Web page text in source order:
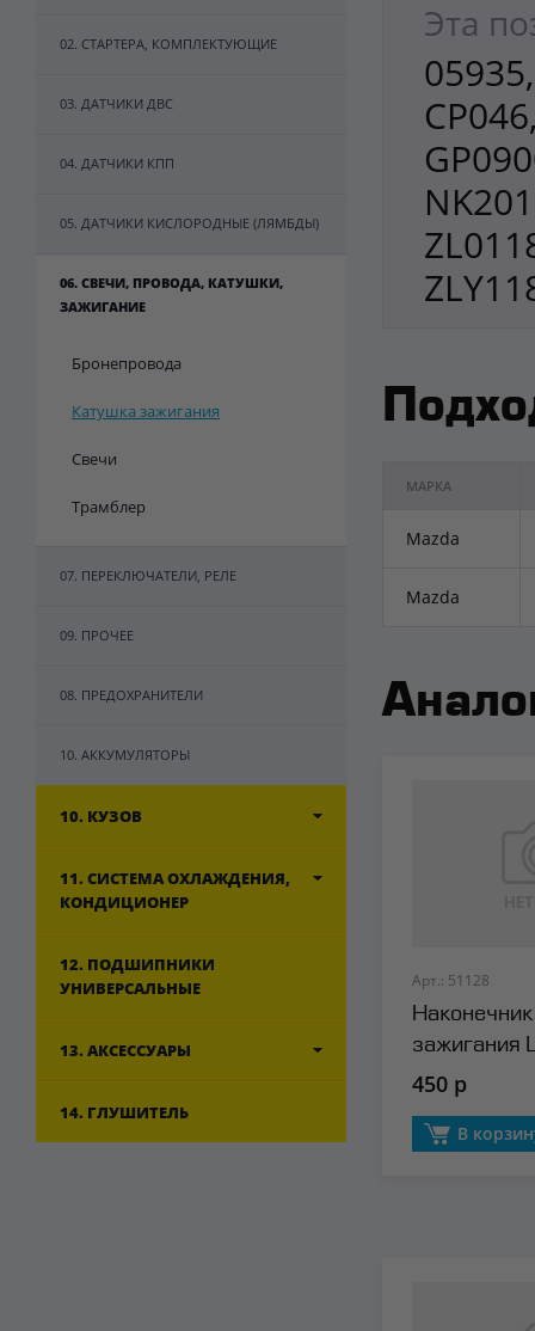
02. СТАРТЕРА, КОМПЛЕКТУЮЩИЕ
03. ДАТЧИКИ ДВС
04. ДАТЧИКИ КПП
05. ДАТЧИКИ КИСЛОРОДНЫЕ (ЛЯМБДЫ)
06. СВЕЧИ, ПРОВОДА, КАТУШКИ,
ЗАЖИГАНИЕ
Бронепровода
Катушка зажигания
Свечи
Трамблер
07. ПЕРЕКЛЮЧАТЕЛИ, РЕЛЕ
09. ПРОЧЕЕ
08. ПРЕДОХРАНИТЕЛИ
10. АККУМУЛЯТОРЫ
10. КУЗОВ
11. СИСТЕМА ОХЛАЖДЕНИЯ,
КОНДИЦИОНЕР
12. ПОДШИПНИКИ
УНИВЕРСАЛЬНЫЕ
13. АКСЕССУАРЫ
14. ГЛУШИТЕЛЬ
Эта
МАРКА
Mazda
Mazda
Арт.: 51128
зажигания
450 р
В